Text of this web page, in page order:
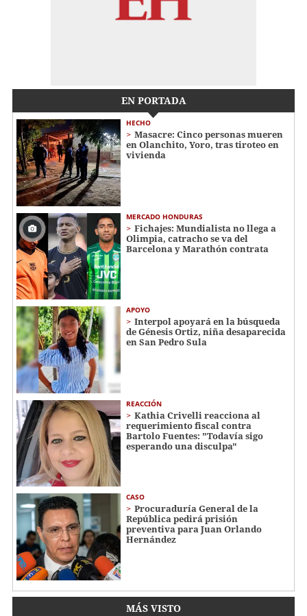
EN PORTADA
HECHO
Masacre: Cinco personas mueren
en Olanchito, Yoro, tras tiroteo en
vivienda
MERCADO HONDURAS
Fichajes: Mundialista no llega a
Olimpia, catracho se va del
Barcelona y Marathón contrata
APOYO
Interpol apoyará en la búsqueda
de Génesis Ortiz, niña desaparecida
en San Pedro Sula
REACCIÓN
Kathia Crivelli reacciona al
requerimiento fiscal contra
Bartolo Fuentes: "Todavía sigo
esperando una disculpa"
CASO
Procuraduría General de la
República pedirá prisión
preventiva para Juan Orlando
Hernández
MÁS VISTO